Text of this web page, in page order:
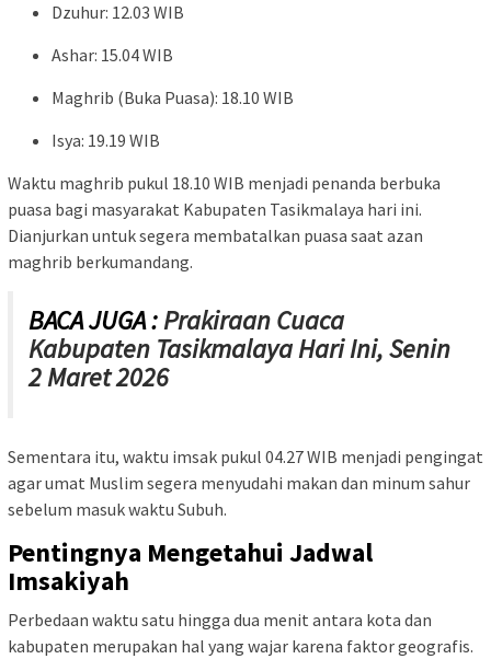
Dzuhur: 12.03 WIB
Ashar: 15.04 WIB
Maghrib (Buka Puasa): 18.10 WIB
Isya: 19.19 WIB
Waktu maghrib pukul 18.10 WIB menjadi penanda berbuka
puasa bagi masyarakat Kabupaten Tasikmalaya hari ini.
Dianjurkan untuk segera membatalkan puasa saat azan
maghrib berkumandang.
BACA JUGA :Prakiraan Cuaca
Kabupaten Tasikmalaya Hari Ini, Senin
2 Maret 2026
Sementara itu, waktu imsak pukul 04.27 WIB menjadi pengingat
agar umat Muslim segera menyudahi makan dan minum sahur
sebelum masuk waktu Subuh.
Pentingnya Mengetahui Jadwal
Imsakiyah
Perbedaan waktu satu hingga dua menit antara kota dan
kabupaten merupakan hal yang wajar karena faktor geografis.